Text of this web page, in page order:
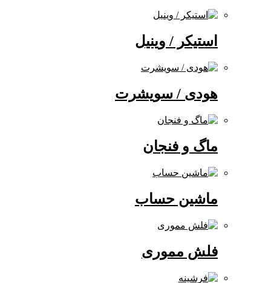
استیکر / وینیل
هودی / سویشرت
ماگ و فنجان
ماشین حساب
فلش مموری